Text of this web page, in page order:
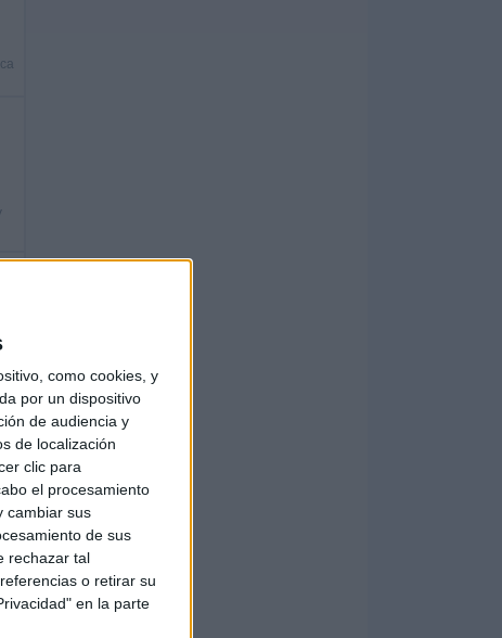
como cookies, y
por un dispositivo
de audiencia y
de localización
clic para
el procesamiento
cambiar sus
de sus
rechazar tal
o retirar su
en la parte